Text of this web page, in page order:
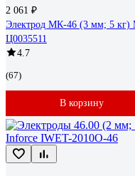
2 061 ₽
Электрод МК-46 (3 мм; 5
Ц0035511
4.7
(67)
В корзину